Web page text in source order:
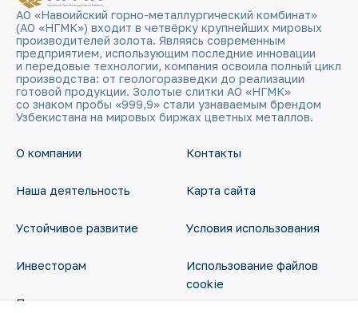
АО «Навоийский горно-металлургический комбинат»
(АО «НГМК») входит в четвёрку крупнейших мировых
производителей золота. Являясь современным
предприятием, использующим последние инновации
и передовые технологии, компания освоила полный цикл
производства: от геологоразведки до реализации
готовой продукции. Золотые слитки АО «НГМК»
со знаком пробы «999,9» стали узнаваемым брендом
Узбекистана на мировых биржах цветных металлов.
О компании
Наша деятельность
Устойчивое развитие
Инвесторам
Пресс-центр
Контакты
Карта сайта
Условия использования
Использование файлов
cookie